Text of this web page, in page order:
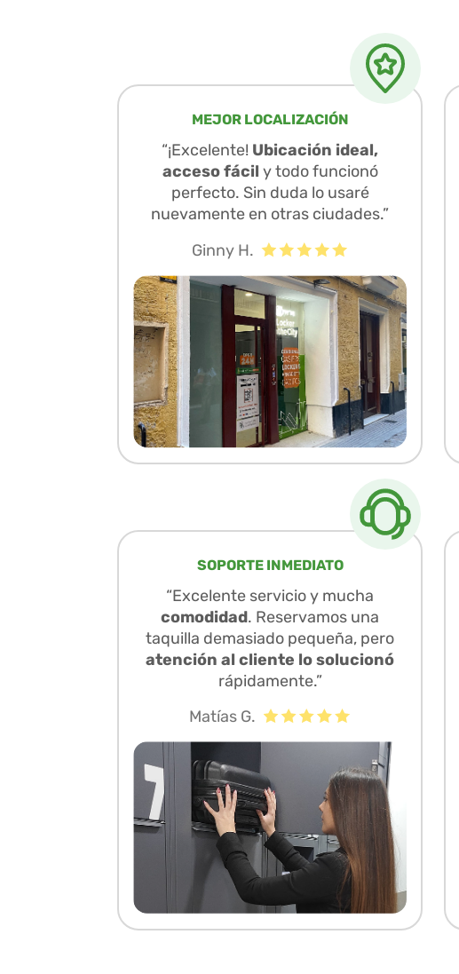
MEJOR LOCALIZACIÓN
“¡Excelente! Ubicación ideal,
acceso fácil y todo funcionó
perfecto. Sin duda lo usaré
nuevamente en otras ciudades.”
Ginny H.
SOPORTE INMEDIATO
“Excelente servicio y mucha
comodidad. Reservamos una
taquilla demasiado pequeña, pero
atención al cliente lo solucionó
rápidamente.”
Matías G.